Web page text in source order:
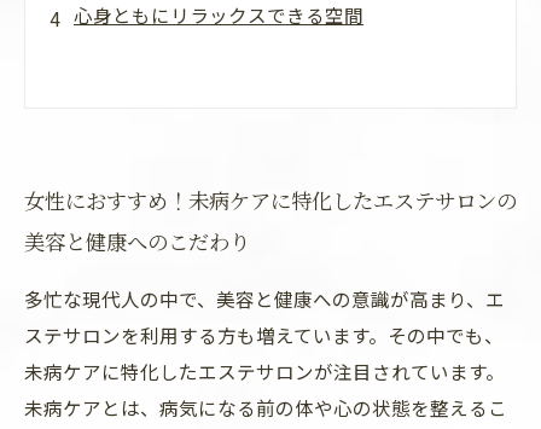
心身ともにリラックスできる空間
女性におすすめ！未病ケアに特化したエステサロンの
美容と健康へのこだわり
多忙な現代人の中で、美容と健康への意識が高まり、エ
ステサロンを利用する方も増えています。その中でも、
未病ケアに特化したエステサロンが注目されています。
未病ケアとは、病気になる前の体や心の状態を整えるこ